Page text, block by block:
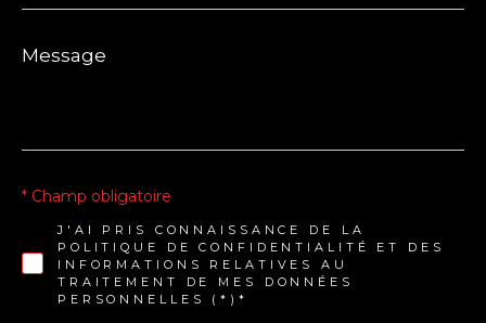
Message
*
J'AI PRIS CONNAISSANCE DE LA
POLITIQUE DE CONFIDENTIALITÉ ET DES
INFORMATIONS RELATIVES AU
TRAITEMENT DE MES DONNÉES
PERSONNELLES (*)*
* Champ obligatoire